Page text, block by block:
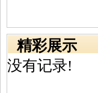
精彩展示
没有记录!